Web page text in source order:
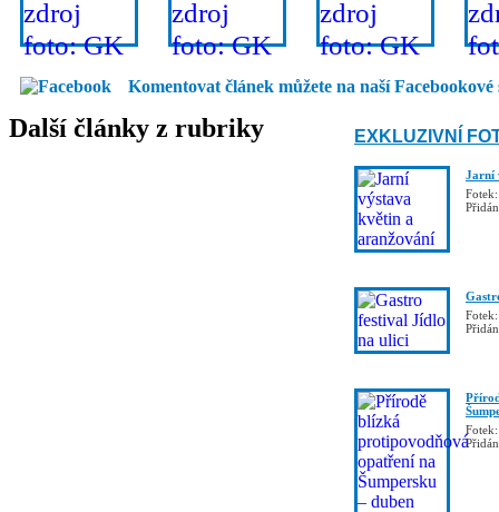
Komentovat článek můžete na naší Facebookové
Další články z rubriky EXKLUZIVNÍ
Jarní